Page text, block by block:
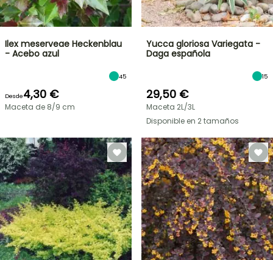
Ilex meserveae Heckenblau
- Acebo azul
45
Desde4,30 €
Maceta de 8/9 cm
Yucca gloriosa Variegata -
Daga española
15
29,50 €
Maceta 2L/3L
Disponible en 2 tamaños